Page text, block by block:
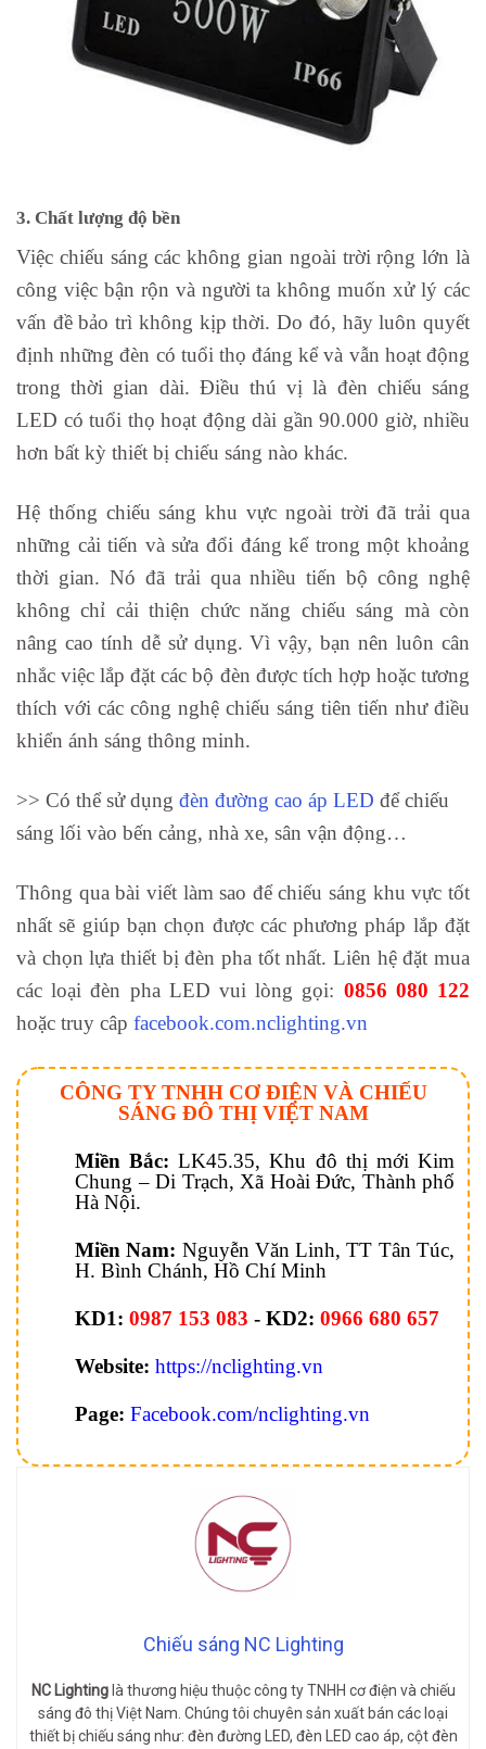
3. Chất lượng độ bền
Việc chiếu sáng các không gian ngoài trời rộng lớn là
công việc bận rộn và người ta không muốn xử lý các
vấn đề bảo trì không kịp thời. Do đó, hãy luôn quyết
định những đèn có tuổi thọ đáng kể và vẫn hoạt động
trong thời gian dài. Điều thú vị là đèn chiếu sáng
LED có tuổi thọ hoạt động dài gần 90.000 giờ, nhiều
hơn bất kỳ thiết bị chiếu sáng nào khác.
Hệ thống chiếu sáng khu vực ngoài trời đã trải qua
những cải tiến và sửa đổi đáng kể trong một khoảng
thời gian. Nó đã trải qua nhiều tiến bộ công nghệ
không chỉ cải thiện chức năng chiếu sáng mà còn
nâng cao tính dễ sử dụng. Vì vậy, bạn nên luôn cân
nhắc việc lắp đặt các bộ đèn được tích hợp hoặc tương
thích với các công nghệ chiếu sáng tiên tiến như điều
khiển ánh sáng thông minh.
>> Có thể sử dụng đèn đường cao áp LED để chiếu
sáng lối vào bến cảng, nhà xe, sân vận động…
Thông qua bài viết làm sao để chiếu sáng khu vực tốt
nhất sẽ giúp bạn chọn được các phương pháp lắp đặt
và chọn lựa thiết bị đèn pha tốt nhất. Liên hệ đặt mua
các loại đèn pha LED vui lòng gọi: 0856 080 122
hoặc truy câp facebook.com.nclighting.vn
CÔNG TY TNHH CƠ ĐIỆN VÀ CHIẾU
SÁNG ĐÔ THỊ VIỆT NAM
Miền Bắc: LK45.35, Khu đô thị mới Kim
Chung – Di Trạch, Xã Hoài Đức, Thành phố
Hà Nội.
Miền Nam: Nguyễn Văn Linh, TT Tân Túc,
H. Bình Chánh, Hồ Chí Minh
KD1: 0987 153 083 - KD2: 0966 680 657
Website: https://nclighting.vn
Page: Facebook.com/nclighting.vn
Chiếu sáng NC Lighting
NC Lightinglà thương hiệu thuộc công ty TNHH cơ điện và chiếu
sáng đô thị Việt Nam. Chúng tôi chuyên sản xuất bán các loại
thiết bị chiếu sáng như: đèn đường LED, đèn LED cao áp, cột đèn